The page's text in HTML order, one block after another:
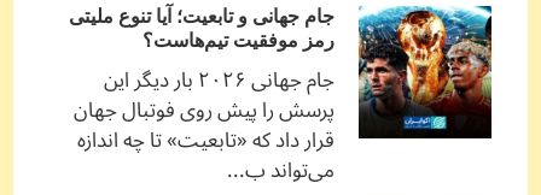
جام جهانی و تابعیت؛ آیا تنوع ملیتی
رمز موفقیت تیم‌هاست؟
جام جهانی ۲۰۲۶ بار دیگر این
پرسش را پیش روی فوتبال جهان
قرار داد که «تابعیت» تا چه اندازه
می‌تواند ب...